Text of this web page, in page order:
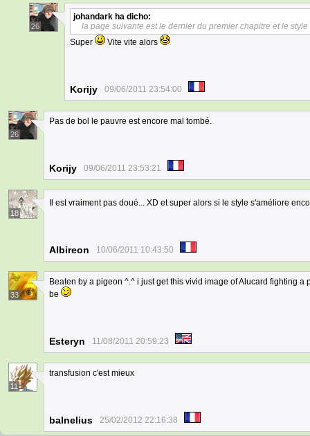
26
johandark ha dicho:
la page suivante est le dernier du premier chapitre et le
Super
Vite vite alors
Korijy 09/06/2011 23:54:00
26
Pas de bol le pauvre est encore mal tombé.
Korijy 09/06/2011 23:53:21
18
Il est vraiment pas doué... XD et super alors si le style s'améliore
Albireon 10/06/2011 10:43:50
33
Beaten by a pigeon ^.^ i just get this vivid image of Alucard fighting
be
Esteryn 11/08/2011 20:59:23
11
transfusion c'est mieux
balnelius 25/02/2012 22:16:38